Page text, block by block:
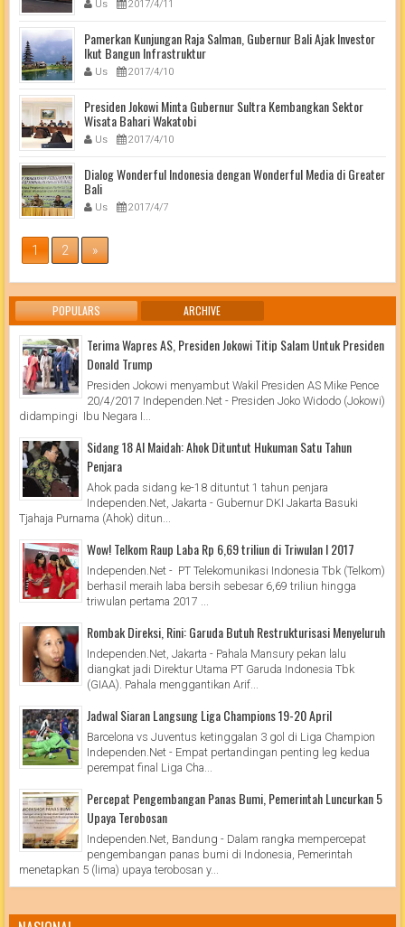
Us 2017/4/11
Pamerkan Kunjungan Raja Salman, Gubernur Bali Ajak Investor
Ikut Bangun Infrastruktur
Us 2017/4/10
Presiden Jokowi Minta Gubernur Sultra Kembangkan Sektor
Wisata Bahari Wakatobi
Us 2017/4/10
Dialog Wonderful Indonesia dengan Wonderful Media di Greater
Bali
Us 2017/4/7
1 2 »
POPULARS ARCHIVE
Terima Wapres AS, Presiden Jokowi Titip Salam Untuk Presiden
Donald Trump
Presiden Jokowi menyambut Wakil Presiden AS Mike Pence
20/4/2017 Independen.Net - Presiden Joko Widodo (Jokowi)
didampingi Ibu Negara I...
Sidang 18 Al Maidah: Ahok Dituntut Hukuman Satu Tahun
Penjara
Ahok pada sidang ke-18 dituntut 1 tahun penjara
Independen.Net, Jakarta - Gubernur DKI Jakarta Basuki
Tjahaja Purnama (Ahok) ditun...
Wow! Telkom Raup Laba Rp 6,69 triliun di Triwulan I 2017
Independen.Net - PT Telekomunikasi Indonesia Tbk (Telkom)
berhasil meraih laba bersih sebesar 6,69 triliun hingga
triwulan pertama 2017 ...
Rombak Direksi, Rini: Garuda Butuh Restrukturisasi Menyeluruh
Independen.Net, Jakarta - Pahala Mansury pekan lalu
diangkat jadi Direktur Utama PT Garuda Indonesia Tbk
(GIAA). Pahala menggantikan Arif...
Jadwal Siaran Langsung Liga Champions 19-20 April
Barcelona vs Juventus ketinggalan 3 gol di Liga Champion
Independen.Net - Empat pertandingan penting leg kedua
perempat final Liga Cha...
Percepat Pengembangan Panas Bumi, Pemerintah Luncurkan 5
Upaya Terobosan
Independen.Net, Bandung - Dalam rangka mempercepat
pengembangan panas bumi di Indonesia, Pemerintah
menetapkan 5 (lima) upaya terobosan y...